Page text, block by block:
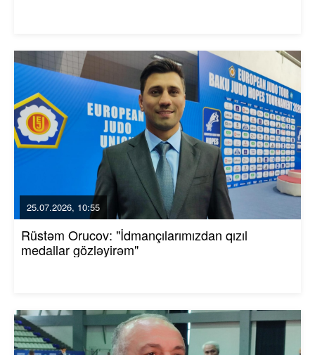
25.07.2026, 10:55
Rüstəm Orucov: "İdmançılarımızdan qızıl
medallar gözləyirəm"